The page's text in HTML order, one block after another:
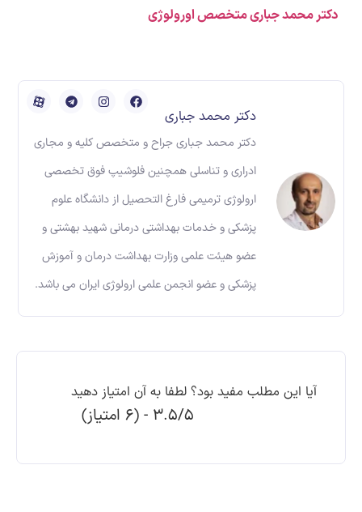
دکتر محمد جباری متخصص اورولوژی
دکتر محمد جباری
دکتر محمد جباری جراح و متخصص کلیه و مجاری
ادراری و تناسلی همچنین فلوشیپ فوق تخصصی
ارولوژی ترمیمی فارغ التحصیل از دانشگاه علوم
پزشکی و خدمات بهداشتی درمانی شهید بهشتی و
عضو هیئت علمی وزارت بهداشت درمان و آموزش
پزشکی و عضو انجمن علمی ارولوژی ایران می باشد.
آیا این مطلب مفید بود؟ لطفا به آن امتیاز دهید
3.5/5 - (6 امتیاز)